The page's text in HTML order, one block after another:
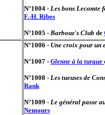
N°1004 - Les bons Lecomte
F.-H. Ribes
N°1005 - Barbouz's Club de
N°1006 - Une croix pour un
N°1007 - Glenne à la turque
N°1008 - Les tueuses de
Rank
N°1009 - Le général passe
Nemours